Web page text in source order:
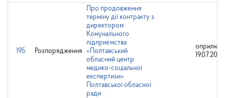
195 Розпорядження
Про продовження
терміну дії контракту з
директором
Комунального
підприємства
«Полтавський
обласний центр
медико-соціальної
експертизи»
Полтавської обласної
ради
19.07.2024